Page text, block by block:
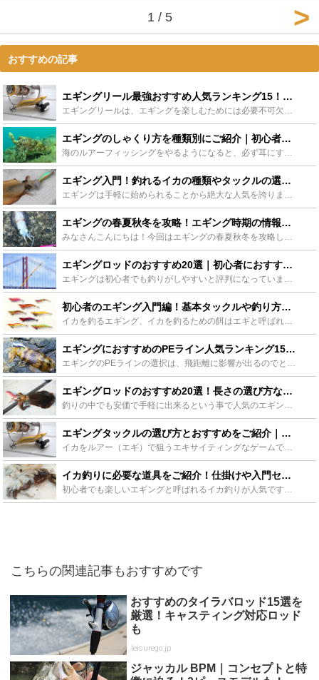
1 / 5
おすすめの記事
エギングリール最強おすすめ人気ランキング15！カスタム方法も！ - Leisurego(レジャーゴー)
エギングのしゃくり方を種類別にご紹介｜初心者におすすめのしゃくり方は？ - Leisurego(レジャーゴー)
エギング入門！釣れるイカの種類やタックルの選び方も！ - Leisurego(レジャーゴー)
エギングの春夏秋冬を攻略！エギング時期の情報まとめて紹介！ - Leisurego(レジャーゴー)
エギングロッドのおすすめ20選｜初心者におすすめモデルやコスパ重視も！ - Leisurego(レジャーゴー)
初心者のエギング入門編！基本タックルや釣り方を解説！ - Leisurego(レジャーゴー)
エギングにおすすめのPEライン人気ランキング15｜太さや長さの選び方は？ - Leisurego(レジャーゴー)
エギングロッドのおすすめ20選！長さの選び方などをご紹介！ - Leisurego(レジャーゴー)
エギングタックルの選び方とおすすめをご紹介｜あると便利なタックルボックスも！ - Leisurego(レジャーゴー)
イカ釣りに必要な道具をご紹介！仕掛けや入門セットも - Leisurego(レジャーゴー)
こちらの関連記事もおすすめです
おすすめのタイラバロッド15選を
厳選！キャスティング対応ロッド
も
leisurego.jp
ジャッカル BPM｜コンセプトと特